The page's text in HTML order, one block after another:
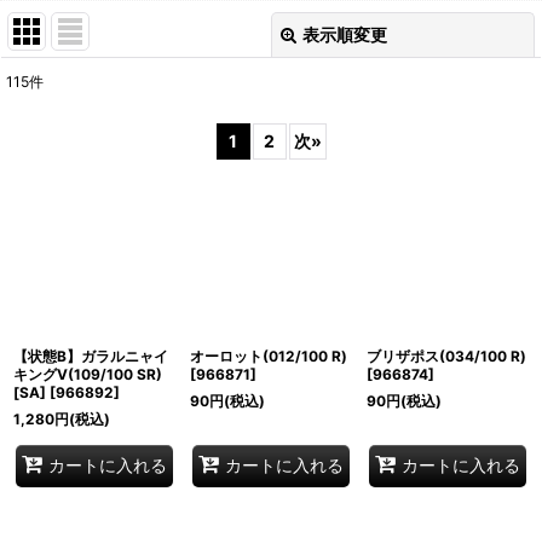
表示順変更
115件
1 2 次»
【状態B】ガラルニャイ
キングV(109/100 SR)
[SA] [966892]
1,280円(税込)
カートに入れる
オーロット(012/100 R)
[966871]
90円(税込)
カートに入れる
ブリザポス(034/100 R)
[966874]
90円(税込)
カートに入れる